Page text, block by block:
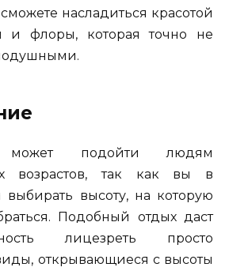
насладиться красотой
и флоры, которая точно не
может подойти людям
возрастов, так как вы в
выбирать высоту, на которую
Подобный отдых даст
лицезреть просто
открывающиеся с высоты